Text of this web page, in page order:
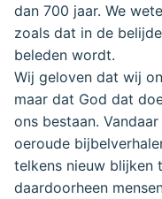
dan 700 jaar. We
zoals dat in de
beleden wordt.
Wij geloven dat wij
maar dat God dat
ons bestaan.
oeroude
telkens nieuw blijken
daardoorheen